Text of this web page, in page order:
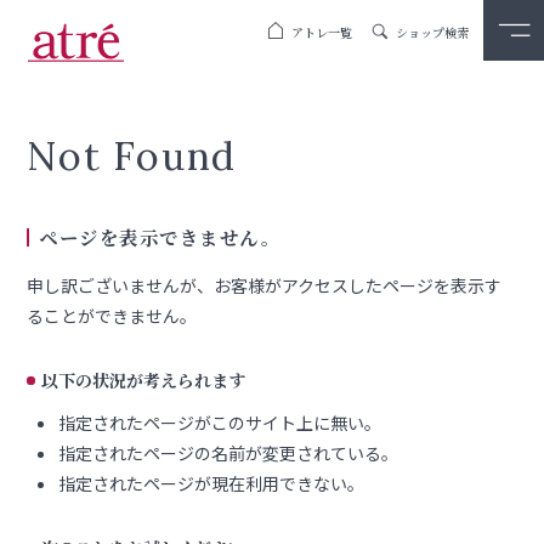
アトレ一覧 ショップ検索
Not Found
ページを表示できません。
申し訳ございませんが、お客様がアクセスしたページを表示す
ることができません。
以下の状況が考えられます
指定されたページがこのサイト上に無い。
指定されたページの名前が変更されている。
指定されたページが現在利用できない。